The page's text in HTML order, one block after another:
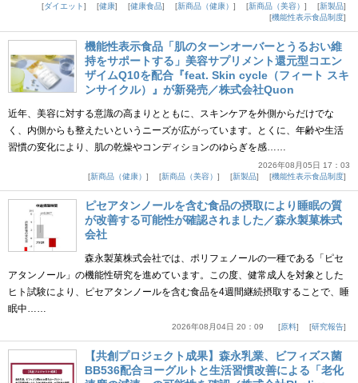
ダイエット
健康 健康食品 新商品（健康） 新商品（美容）
新製品
機能性表示食品制度
機能性表示食品「肌のターンオーバーとうるおい維
持をサポートする」美容サプリメント還元型コエン
ザイムQ10を配合『feat. Skin cycle（フィート スキ
ンサイクル）』が新発売／株式会社Quon
近年、美容に対する意識の高まりとともに、スキンケアを外側からだけでな
く、内側からも整えたいというニーズが広がっています。とくに、年齢や生活
習慣の変化により、肌の乾燥やコンディションのゆらぎを感……
2026年08月05日 17：03
新商品（健康）
新商品（美容） 新製品 機能性表示食品制度
ピセアタンノールを含む食品の摂取により睡眠の質
が改善する可能性が確認されました／森永製菓株式
会社
森永製菓株式会社では、ポリフェノールの一種である「ピセ
アタンノール」の機能性研究を進めています。この度、健常成人を対象とした
ヒト試験により、ピセアタンノールを含む食品を4週間継続摂取することで、睡
眠中……
2026年08月04日 20：09 原料 研究報告
【共創プロジェクト成果】森永乳業、ビフィズス菌
BB536配合ヨーグルトと生活習慣改善による「老化